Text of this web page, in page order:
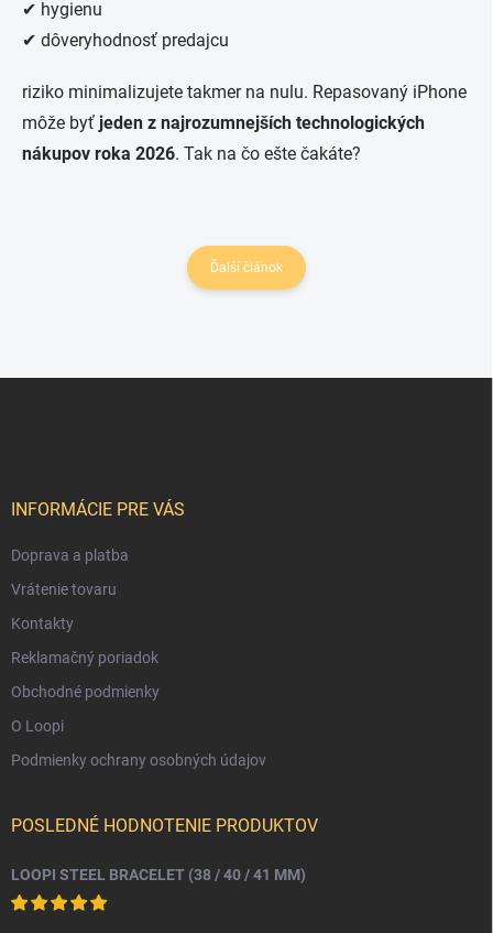
✔ hygienu
✔ dôveryhodnosť predajcu
riziko minimalizujete takmer na nulu. Repasovaný iPhone
môže byť jeden z najrozumnejších technologických
nákupov roka 2026. Tak na čo ešte čakáte?
Ďalší článok
INFORMÁCIE PRE VÁS
Doprava a platba
Vrátenie tovaru
Kontakty
Reklamačný poriadok
Obchodné podmienky
O Loopi
Podmienky ochrany osobných údajov
POSLEDNÉ HODNOTENIE PRODUKTOV
LOOPI STEEL BRACELET (38 / 40 / 41 MM)